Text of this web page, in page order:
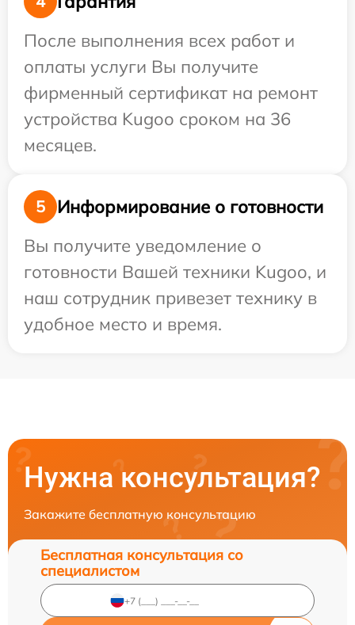
После выполнения всех работ и
оплаты услуги Вы получите
фирменный сертификат на ремонт
устройства Kugoo сроком на 36
месяцев.
5
Информирование о готовности
Вы получите уведомление о
готовности Вашей техники Kugoo, и
наш сотрудник привезет технику в
удобное место и время.
Нужна консультация?
Закажите бесплатную консультацию
Бесплатная консультация со
специалистом